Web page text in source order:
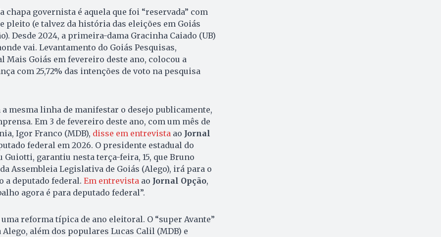
chapa governista é aquela que foi “reservada” com
pleito (e talvez da história das eleições em Goiás
Desde 2024, a primeira-dama Gracinha Caiado (UB)
vai. Levantamento do Goiás Pesquisas,
Mais Goiás em fevereiro deste ano, colocou a
com 25,72% das intenções de voto na pesquisa
mesma linha de manifestar o desejo publicamente,
Em 3 de fevereiro deste ano, com um mês de
Igor Franco (MDB), disse em entrevista ao Jornal
federal em 2026. O presidente estadual do
Guiotti, garantiu nesta terça-feira, 15, que Bruno
Assembleia Legislativa de Goiás (Alego), irá para o
a deputado federal. Em entrevista ao Jornal Opção,
agora é para deputado federal”.
reforma típica de ano eleitoral. O “super Avante”
além dos populares Lucas Calil (MDB) e